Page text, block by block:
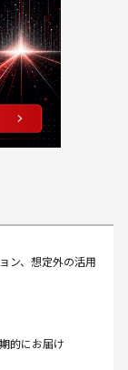
ン、想定外の活用
的にお届け